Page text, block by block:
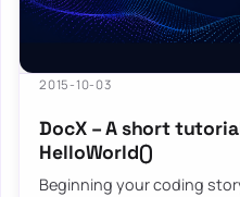
2015-10-03
DocX – A short
HelloWorld()
Beginning your coding